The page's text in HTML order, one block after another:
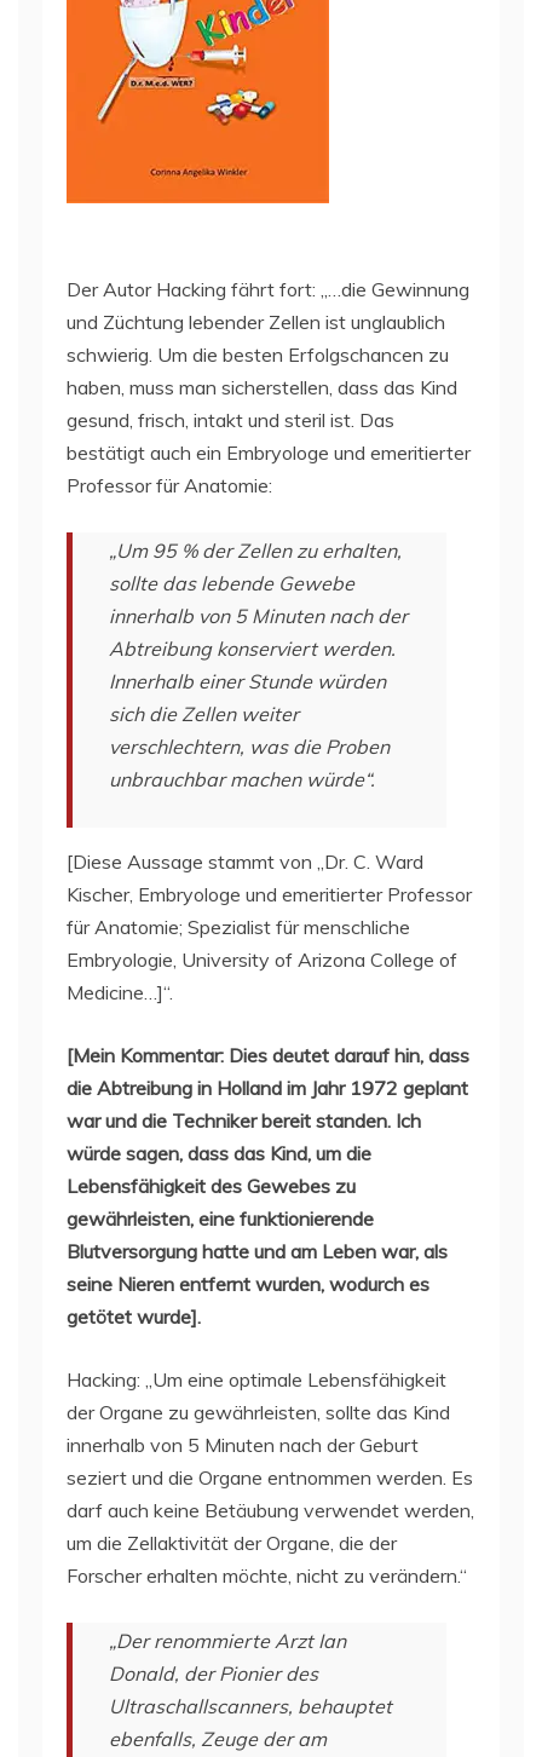
Der Autor Hacking fährt fort: „…die Gewinnung
und Züchtung lebender Zellen ist unglaublich
schwierig. Um die besten Erfolgschancen zu
haben, muss man sicherstellen, dass das Kind
gesund, frisch, intakt und steril ist. Das
bestätigt auch ein Embryologe und emeritierter
Professor für Anatomie:
„Um 95 % der Zellen zu erhalten,
sollte das lebende Gewebe
innerhalb von 5 Minuten nach der
Abtreibung konserviert werden.
Innerhalb einer Stunde würden
sich die Zellen weiter
verschlechtern, was die Proben
unbrauchbar machen würde“.
[Diese Aussage stammt von „Dr. C. Ward
Kischer, Embryologe und emeritierter Professor
für Anatomie; Spezialist für menschliche
Embryologie, University of Arizona College of
Medicine…]“.
[Mein Kommentar: Dies deutet darauf hin, dass
die Abtreibung in Holland im Jahr 1972 geplant
war und die Techniker bereit standen. Ich
würde sagen, dass das Kind, um die
Lebensfähigkeit des Gewebes zu
gewährleisten, eine funktionierende
Blutversorgung hatte und am Leben war, als
seine Nieren entfernt wurden, wodurch es
getötet wurde].
Hacking: „Um eine optimale Lebensfähigkeit
der Organe zu gewährleisten, sollte das Kind
innerhalb von 5 Minuten nach der Geburt
seziert und die Organe entnommen werden. Es
darf auch keine Betäubung verwendet werden,
um die Zellaktivität der Organe, die der
Forscher erhalten möchte, nicht zu verändern.“
„Der renommierte Arzt Ian
Donald, der Pionier des
Ultraschallscanners, behauptet
ebenfalls, Zeuge der am